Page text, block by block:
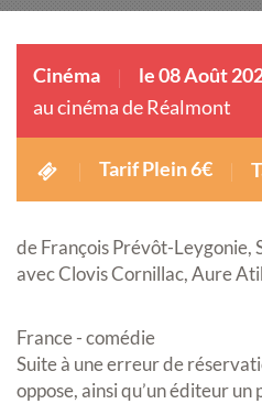
Cinéma le 08 Août
au cinéma de Réalmont
Tarif Plein 6€
de François Prévôt-Leygonie,
avec Clovis Cornillac, Aure
France - comédie
Suite à une erreur de
oppose, ainsi qu’un éditeur un